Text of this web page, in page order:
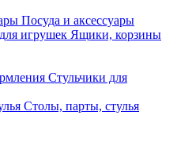
Посуда и аксессуары
Ящики, корзины
Стульчики для
Столы, парты, стулья